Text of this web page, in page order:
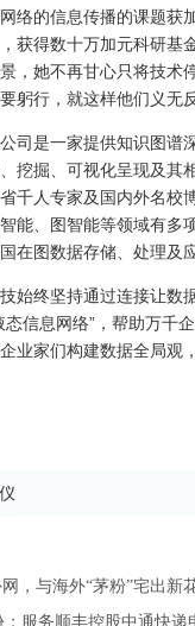
络的信息传播的课题获
获得数十万加元科研基
，她不再甘心只将技术
躬行，就这样他们义无
司是一家提供知识图谱
挖掘、可视化呈现及其
千人专家及国内外名校
能、图智能等领域有多
在图数据存储、处理及
始终坚持通过连接让数
态信息网络”，帮助万千
业家们构建数据全局观
，与海外“茅粉”宅出新
服务顺丰控股中通快递